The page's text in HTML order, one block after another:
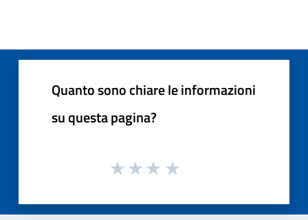
Quanto sono chiare le informazioni
su questa pagina?